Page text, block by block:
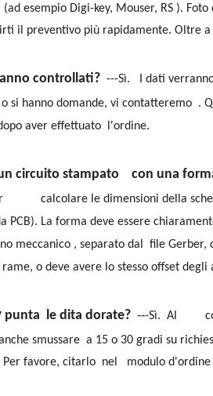
(ad esempio Digi-key, Mouser, RS ).
il preventivo più rapidamente. Oltre
controllati? ---Sì. I dati
si hanno domande, vi contatteremo .
aver effettuato l'ordine.
circuito stampato con una
calcolare le dimensioni della
PCB). La forma deve essere
meccanico , separato dal file
o deve avere lo stesso offset degli
punta le dita dorate? ---Sì. Al
smussare a 15 o 30 gradi su
Per favore, citarlo nel modulo d'ordine